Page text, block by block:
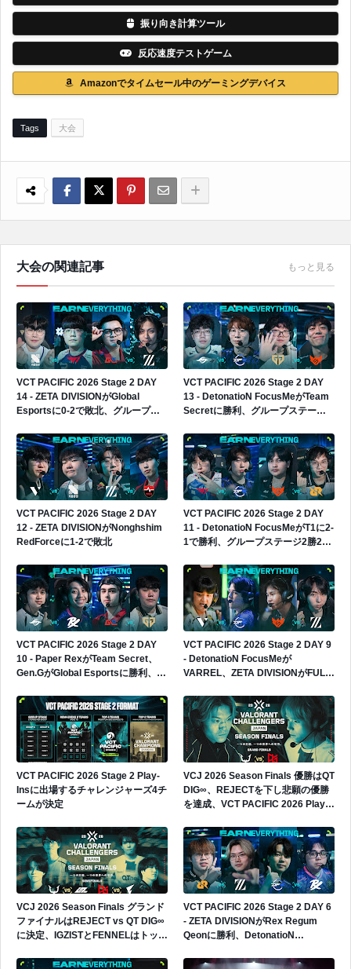
振り向き計算ツール
反応速度テストゲーム
Amazonでタイムセール中のゲーミングデバイス
Tags 大会
大会の関連記事 もっと見る
VCT PACIFIC 2026 Stage 2 DAY
14 - ZETA DIVISIONがGlobal
Esportsに0-2で敗北、グループス
VCT PACIFIC 2026 Stage 2 DAY
13 - DetonatioN FocusMeがTeam
Secretに勝利、グループステージ3
VCT PACIFIC 2026 Stage 2 DAY
12 - ZETA DIVISIONがNonghshim
RedForceに1-2で敗北
VCT PACIFIC 2026 Stage 2 DAY
11 - DetonatioN FocusMeがT1に2-
1で勝利、グループステージ2勝2敗
VCT PACIFIC 2026 Stage 2 DAY
10 - Paper RexがTeam Secret、
Gen.GがGlobal Esportsに勝利、
VCT PACIFIC 2026 Stage 2 DAY 9
- DetonatioN FocusMeが
VARREL、ZETA DIVISIONがFULL
VCT PACIFIC 2026 Stage 2 Play-
Insに出場するチャレンジャーズ4チ
ームが決定
VCJ 2026 Season Finals 優勝はQT
DIG∞、REJECTを下し悲願の優勝
を達成、VCT PACIFIC 2026 Play-
VCJ 2026 Season Finals グランド
ファイナルはREJECT vs QT DIG∞
に決定、IGZISTとFENNELはトップ
VCT PACIFIC 2026 Stage 2 DAY 6
- ZETA DIVISIONがRex Regum
Qeonに勝利、DetonatioN